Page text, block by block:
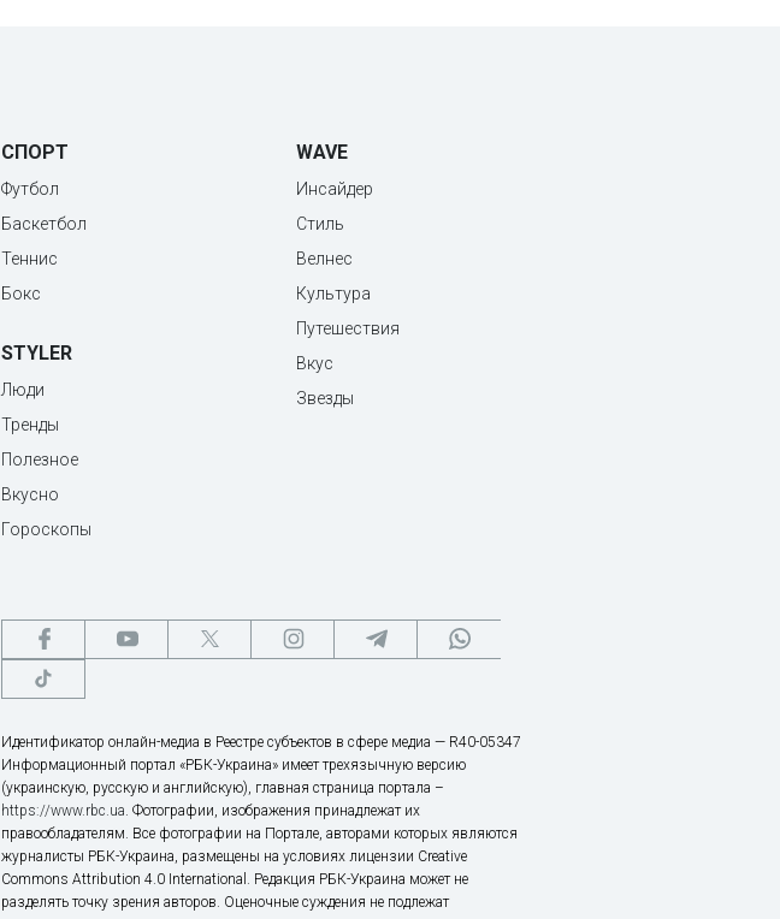
СПОРТ
Футбол
Баскетбол
Теннис
Бокс
STYLER
Люди
Тренды
Полезное
Вкусно
Гороскопы
WAVE
Инсайдер
Стиль
Велнес
Культура
Путешествия
Вкус
Звезды
Идентификатор онлайн-медиа в Реестре субъектов в сфере медиа — R40-05347
Информационный портал «РБК-Украина» имеет трехязычную версию
(украинскую, русскую и английскую), главная страница портала –
https://www.rbc.ua. Фотографии, изображения принадлежат их
правообладателям. Все фотографии на Портале, авторами которых являются
журналисты РБК-Украина, размещены на условиях лицензии Creative
Commons Attribution 4.0 International. Редакция РБК-Украина может не
разделять точку зрения авторов. Оценочные суждения не подлежат